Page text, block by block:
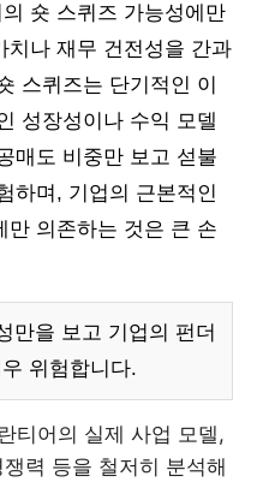
숏 스퀴즈 가능성에만
치나 재무 건전성을 간과
스퀴즈는 단기적인 이
성장성이나 수익 모델
매도 비중만 보고 섣불
하며, 기업의 근본적인
만 의존하는 것은 큰 손
만을 보고 기업의 펀더
위험합니다.
티어의 실제 사업 모델,
력 등을 철저히 분석해